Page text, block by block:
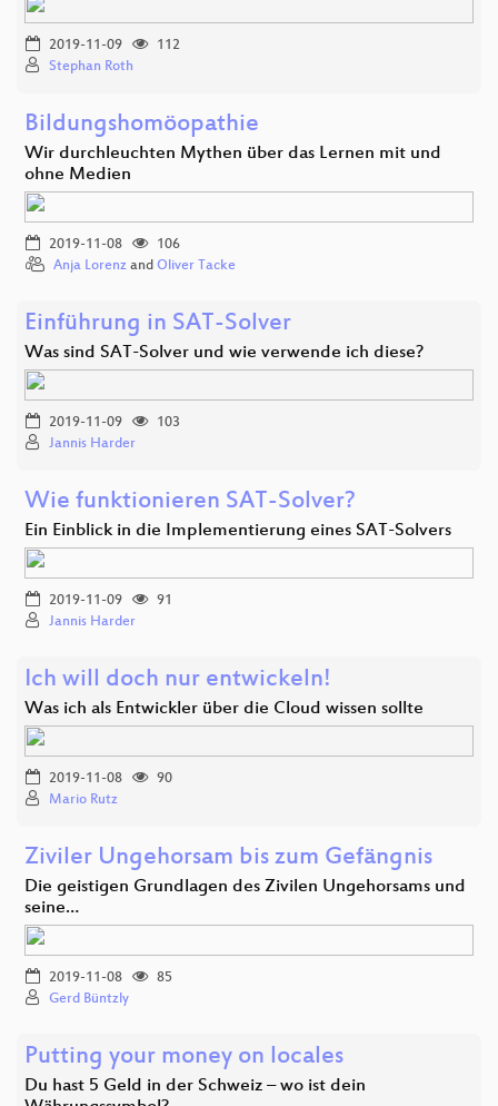
2019-11-09
112
Stephan Roth
Bildungshomöopathie
Wir durchleuchten Mythen über das Lernen mit und
ohne Medien
2019-11-08
106
Anja Lorenz and Oliver Tacke
Einführung in SAT-Solver
Was sind SAT-Solver und wie verwende ich diese?
2019-11-09
103
Jannis Harder
Wie funktionieren SAT-Solver?
Ein Einblick in die Implementierung eines SAT-Solvers
2019-11-09
91
Jannis Harder
Ich will doch nur entwickeln!
Was ich als Entwickler über die Cloud wissen sollte
2019-11-08
90
Mario Rutz
Ziviler Ungehorsam bis zum Gefängnis
Die geistigen Grundlagen des Zivilen Ungehorsams und
seine…
2019-11-08
85
Gerd Büntzly
Putting your money on locales
Du hast 5 Geld in der Schweiz – wo ist dein